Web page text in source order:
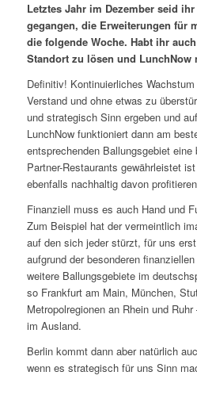
Letztes Jahr im Dezember seid
gegangen, die Erweiterungen für
die folgende Woche. Habt ihr
Standort zu lösen und LunchNow
Definitiv! Kontinuierliches
Verstand und ohne etwas zu
und strategisch Sinn ergeben und
LunchNow funktioniert dann am
entsprechenden Ballungsgebiet
Partner-Restaurants gewährleistet
ebenfalls nachhaltig davon
Finanziell muss es auch Hand und
Zum Beispiel hat der vermeintlich
auf den sich jeder stürzt, für uns
aufgrund der besonderen
weitere Ballungsgebiete im
so Frankfurt am Main, München,
Metropolregionen an Rhein und
im Ausland.
Berlin kommt dann aber natürlich
wenn es strategisch für uns Sinn